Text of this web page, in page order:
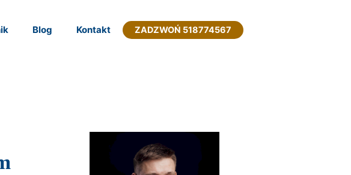
Blog Kontakt ZADZWOŃ 518774567